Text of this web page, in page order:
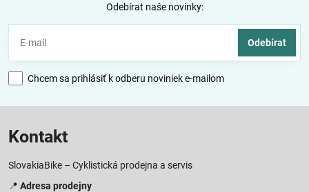
Odebírat naše novinky:
Odebírat
Chcem sa prihlásiť k odberu noviniek e-mailom
Kontakt
SlovakiaBike – Cyklistická prodejna a servis
📍 Adresa prodejny